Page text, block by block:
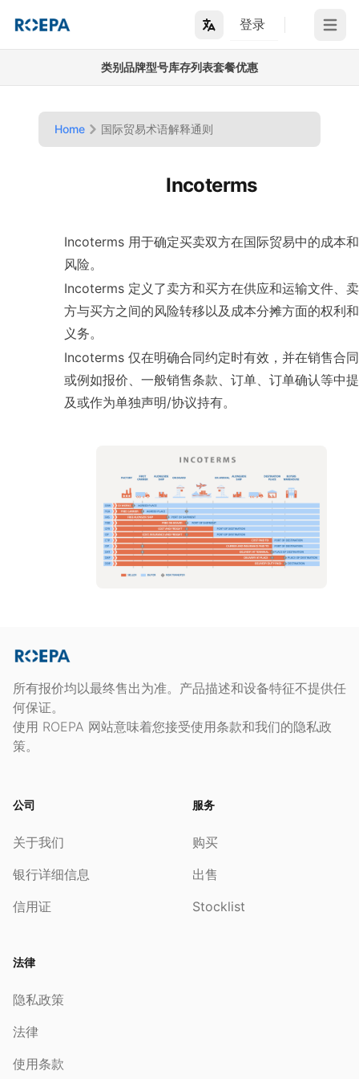
登录 Open
类别品牌型号库存列表套餐优惠
Home 国际贸易术语解释通则
Incoterms
Incoterms 用于确定买卖双方在国际贸易中的成本和
风险。
Incoterms 定义了卖方和买方在供应和运输文件、卖
方与买方之间的风险转移以及成本分摊方面的权利和
义务。
Incoterms 仅在明确合同约定时有效，并在销售合同
或例如报价、一般销售条款、订单、订单确认等中提
及或作为单独声明/协议持有。
所有报价均以最终售出为准。产品描述和设备特征不提供任
何保证。
使用 ROEPA 网站意味着您接受使用条款和我们的隐私政
策。
公司
关于我们
银行详细信息
信用证
服务
购买
出售
Stocklist
法律
隐私政策
法律
使用条款